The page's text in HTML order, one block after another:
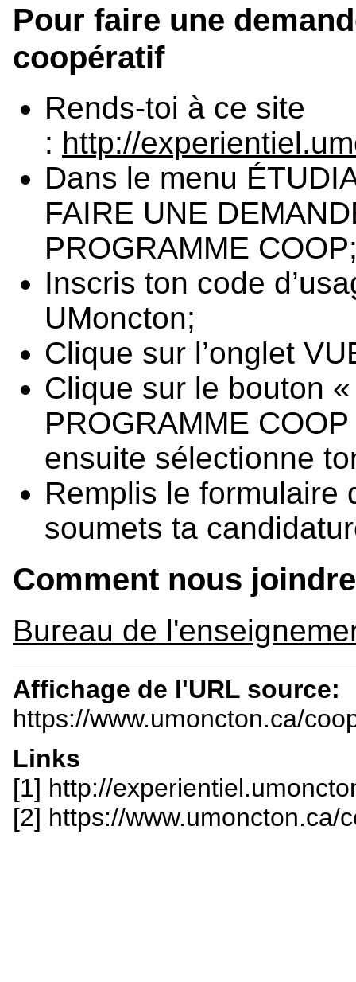
Pour faire une
coopératif
Rends-toi à ce site
: http://
Dans le menu
FAIRE UNE
PROGRAMME
Inscris ton code
UMoncton;
Clique sur l’onglet
Clique sur le bouton
PROGRAMME
ensuite sélectionne
Remplis le formulaire
soumets ta
Comment nous joindre
Bureau de
Affichage de l'URL source:
https://www.umoncton.ca/
Links
[1] http://
[2] https://www.umoncton.ca/